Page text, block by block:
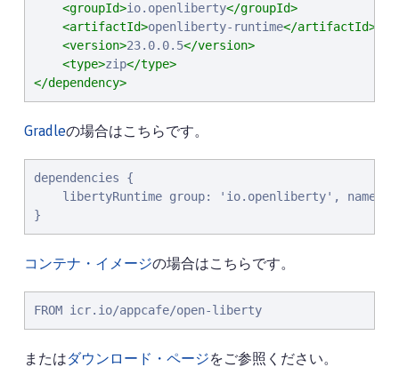
<groupId>io.openliberty</groupId>
<artifactId>openliberty-runtime</artifactId>
<version>23.0.0.5</version>
<type>zip</type>
</dependency>
Gradleの場合はこちらです。
dependencies {
libertyRuntime group: 'io.openliberty', name:
}
コンテナ・イメージの場合はこちらです。
FROM icr.io/appcafe/open-liberty
またはダウンロード・ページをご参照ください。